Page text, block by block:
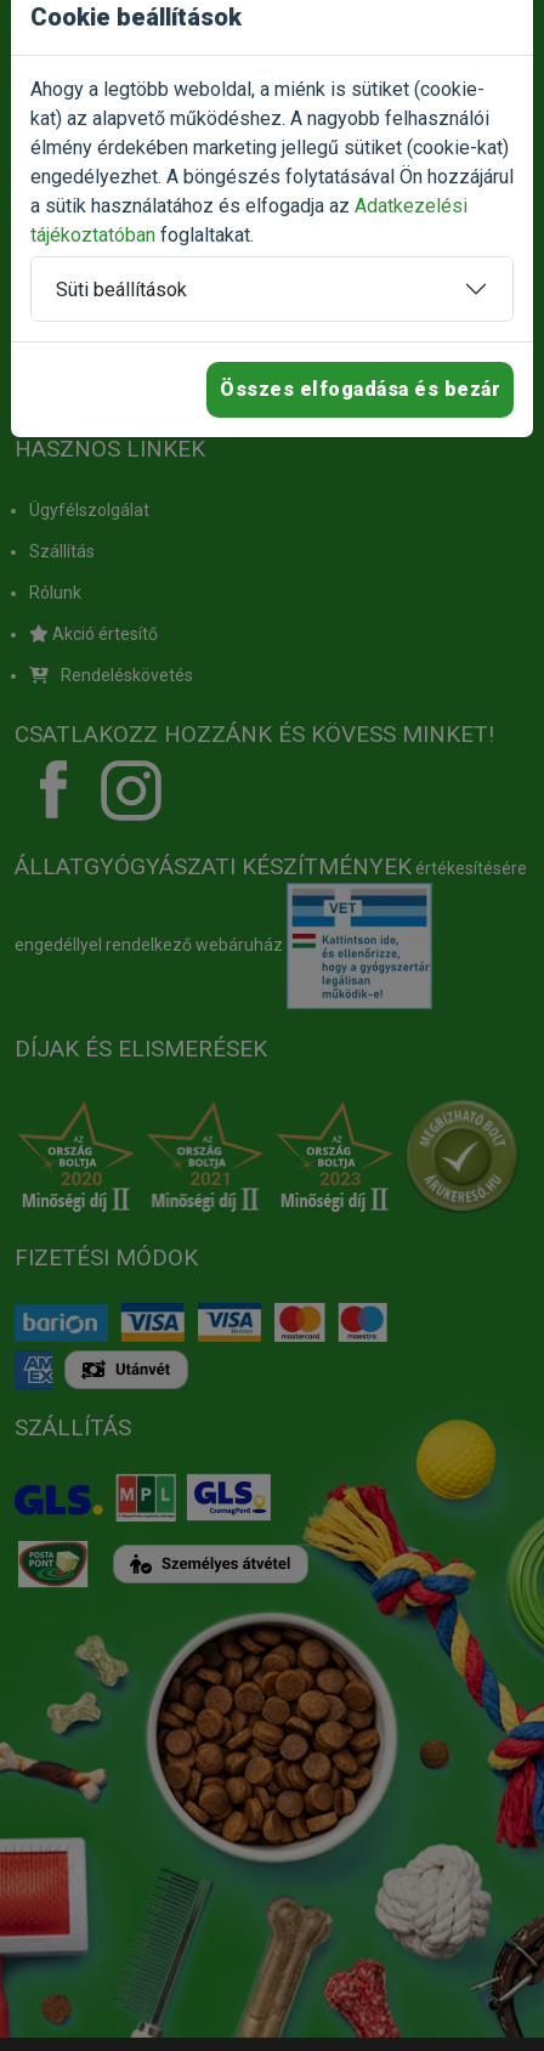
Amennyiben nem éri el azonnal ügyfélszolgálatunk,
Átvételi pont nyitvatartása:
Hétfőtől - Csütörtökig:10:00 - 16:00
Pénteken: 10:00-14:00
Szombaton:Zárva
Vasárnap: Zárva
Panasz bejelentése
HASZNOS LINKEK
Ügyfélszolgálat
Szállítás
Rólunk
Akció értesítő
Rendeléskövetés
CSATLAKOZZ HOZZÁNK ÉS KÖVESS MINKET!
ÁLLATGYÓGYÁSZATI KÉSZÍTMÉNYEK értékesítésére
engedéllyel rendelkező webáruház
DÍJAK ÉS ELISMERÉSEK
FIZETÉSI MÓDOK
SZÁLLÍTÁS
Cookie beállítások
Ahogy a legtöbb weboldal, a miénk is sütiket (cookie-
kat) az alapvető működéshez. A nagyobb felhasználói
élmény érdekében marketing jellegű sütiket (cookie-kat)
engedélyezhet. A böngészés folytatásával Ön hozzájárul
a sütik használatához és elfogadja az Adatkezelési
tájékoztatóban foglaltakat.
Süti beállítások
Összes elfogadása és bezár